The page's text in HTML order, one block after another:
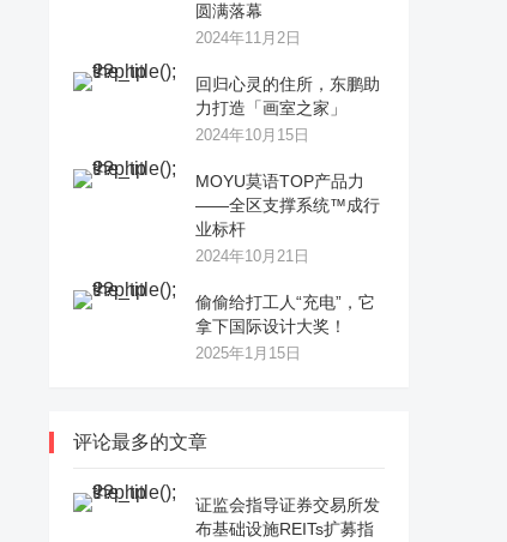
圆满落幕
2024年11月2日
回归心灵的住所，东鹏助
力打造「画室之家」
2024年10月15日
MOYU莫语TOP产品力
——全区支撑系统™成行
业标杆
2024年10月21日
偷偷给打工人“充电”，它
拿下国际设计大奖！
2025年1月15日
评论最多的文章
证监会指导证券交易所发
布基础设施REITs扩募指